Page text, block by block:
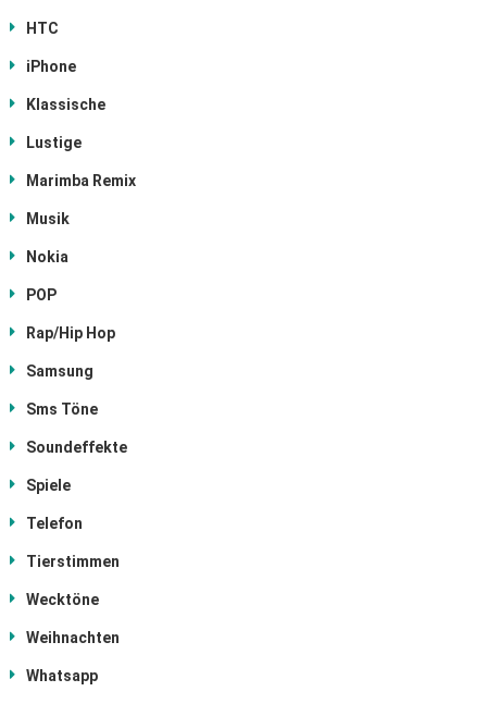
HTC
iPhone
Klassische
Lustige
Marimba Remix
Musik
Nokia
POP
Rap/Hip Hop
Samsung
Sms Töne
Soundeffekte
Spiele
Telefon
Tierstimmen
Wecktöne
Weihnachten
Whatsapp